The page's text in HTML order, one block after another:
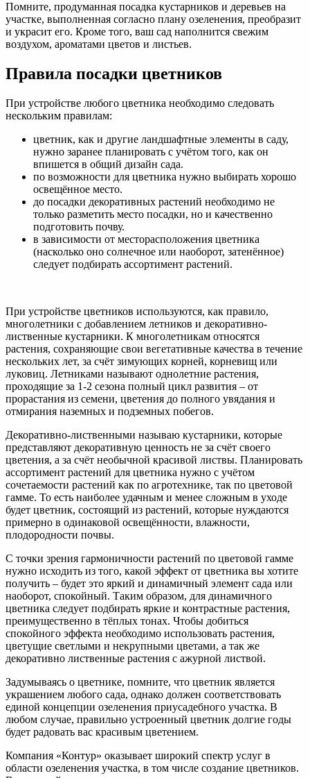
Помните, продуманная посадка кустарников и деревьев на
участке, выполненная согласно плану озеленения, преобразит
и украсит его. Кроме того, ваш сад наполнится свежим
воздухом, ароматами цветов и листьев.
Правила посадки цветников
При устройстве любого цветника необходимо следовать
нескольким правилам:
цветник, как и другие ландшафтные элементы в саду,
нужно заранее планировать с учётом того, как он
впишется в общий дизайн сада.
по возможности для цветника нужно выбирать хорошо
освещённое место.
до посадки декоративных растений необходимо не
только разметить место посадки, но и качественно
подготовить почву.
в зависимости от месторасположения цветника
(насколько оно солнечное или наоборот, затенённое)
следует подбирать ассортимент растений.
При устройстве цветников используются, как правило,
многолетники с добавлением летников и декоративно-
лиственные кустарники. К многолетникам относятся
растения, сохраняющие свои вегетативные качества в течение
нескольких лет, за счёт зимующих корней, корневищ или
луковиц. Летниками называют однолетние растения,
проходящие за 1-2 сезона полный цикл развития – от
прорастания из семени, цветения до полного увядания и
отмирания наземных и подземных побегов.
Декоративно-лиственными называю кустарники, которые
представляют декоративную ценность не за счёт своего
цветения, а за счёт необычной красивой листвы. Планировать
ассортимент растений для цветника нужно с учётом
сочетаемости растений как по агротехнике, так по цветовой
гамме. То есть наиболее удачным и менее сложным в уходе
будет цветник, состоящий из растений, которые нуждаются
примерно в одинаковой освещённости, влажности,
плодородности почвы.
С точки зрения гармоничности растений по цветовой гамме
нужно исходить из того, какой эффект от цветника вы хотите
получить – будет это яркий и динамичный элемент сада или
наоборот, спокойный. Таким образом, для динамичного
цветника следует подбирать яркие и контрастные растения,
преимущественно в тёплых тонах. Чтобы добиться
спокойного эффекта необходимо использовать растения,
цветущие светлыми и некрупными цветами, а так же
декоративно лиственные растения с ажурной листвой.
Задумываясь о цветнике, помните, что цветник является
украшением любого сада, однако должен соответствовать
единой концепции озеленения приусадебного участка. В
любом случае, правильно устроенный цветник долгие годы
будет радовать вас красивым цветением.
Компания «Контур» оказывает широкий спектр услуг в
области озеленения участка, в том числе создание цветников.